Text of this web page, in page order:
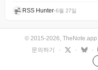
RSS Hunter•6월 27일
© 2015-2026, TheNote.app
문의하기
· · ·